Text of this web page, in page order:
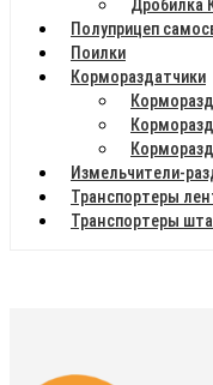
Дробилка
Полуприцеп
Поилки
Кормораздатчики
Измельчители-
Транспортеры
Транспортеры